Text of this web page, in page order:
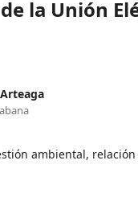
la Unión
ambiental, relación